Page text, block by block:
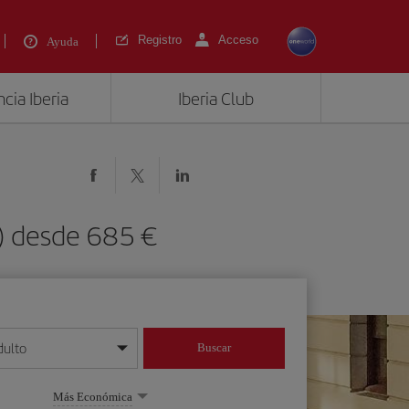
Ayuda Registro Acceso
Iberia Iberia Club
desde 685 €
mes/año
Buscar
Más Económica